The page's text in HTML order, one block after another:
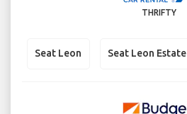
THRIFTY
Seat Leon Seat Leon Estate